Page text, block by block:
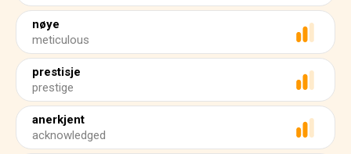
nøye
meticulous
prestisje
prestige
anerkjent
acknowledged